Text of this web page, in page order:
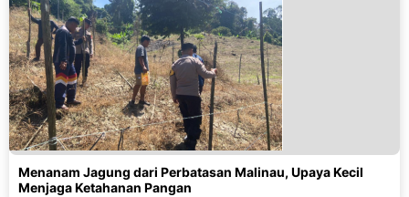
Menanam Jagung dari Perbatasan Malinau, Upaya Kecil
Menjaga Ketahanan Pangan